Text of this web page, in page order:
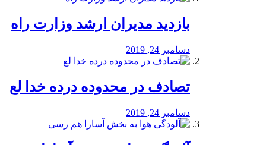
بازدید مدیران ارشد وزارت راه
دسامبر 24, 2019
تصادف در محدوده درده خدا لع
دسامبر 24, 2019